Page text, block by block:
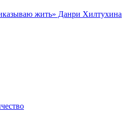
жить» Данри Хилтухина